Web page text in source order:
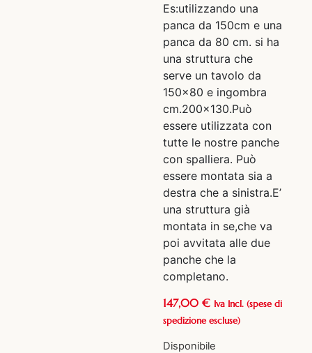
Es:utilizzando una
panca da 150cm e una
panca da 80 cm. si ha
una struttura che
serve un tavolo da
150×80 e ingombra
cm.200×130.Può
essere utilizzata con
tutte le nostre panche
con spalliera. Può
essere montata sia a
destra che a sinistra.E’
una struttura già
montata in se,che va
poi avvitata alle due
panche che la
completano.
147,00 € Iva Incl. (spese di
spedizione escluse)
Disponibile